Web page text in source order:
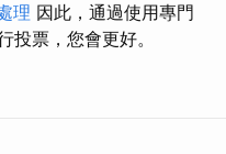
理 因此，通過使用專門
投票，您會更好。